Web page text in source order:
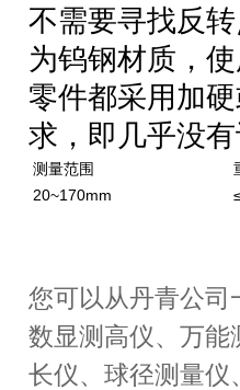
不需要寻找反
为钨钢材质，
零件都采用加
求，即几乎没
测量范围
20~170mm
您可以从丹青公司
数显测高仪、万能
长仪、球径测量仪